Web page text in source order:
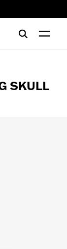
SKULL